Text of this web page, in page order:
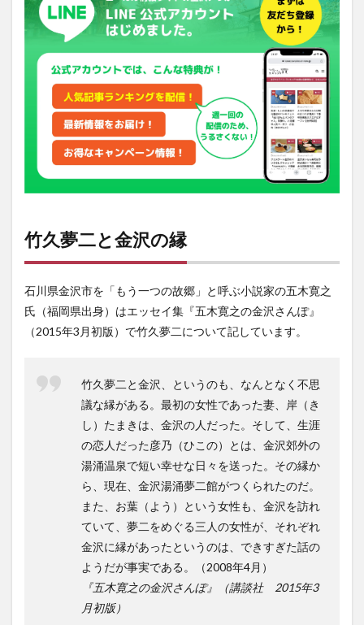
縁
2
湯涌
温泉
いろ
ぼん
祭り
3
情報
竹久夢二と金沢の縁
石川県金沢市を「もう一つの故郷」と呼ぶ小説家の五木寛之
氏（福岡県出身）はエッセイ集『五木寛之の金沢さんぽ』
（2015年3月初版）で竹久夢二について記しています。
竹久夢二と金沢、というのも、なんとなく不思
議な縁がある。最初の女性であった妻、岸（き
し）たまきは、金沢の人だった。そして、生涯
の恋人だった彦乃（ひこの）とは、金沢郊外の
湯涌温泉で短い幸せな日々を送った。その縁か
ら、現在、金沢湯涌夢二館がつくられたのだ。
また、お葉（よう）という女性も、金沢を訪れ
ていて、夢二をめぐる三人の女性が、それぞれ
金沢に縁があったというのは、できすぎた話の
ようだが事実である。（2008年4月）
『五木寛之の金沢さんぽ』（講談社 2015年3
月初版）